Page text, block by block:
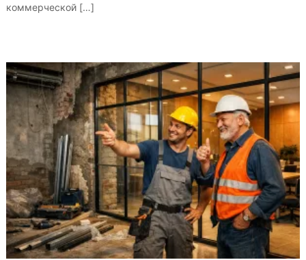
коммерческой […]